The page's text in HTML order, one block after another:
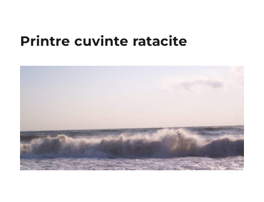
Printre cuvinte ratacite